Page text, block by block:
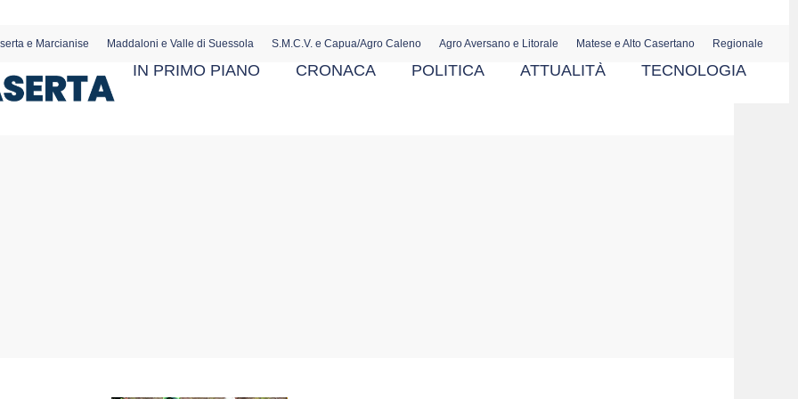
e Marcianise Maddaloni e Valle di Suessola S.M.C.V. e Capua/Agro Caleno Agro Aversano e Litorale Matese e Alto Casertano Regionale
IN PRIMO PIANO CRONACA POLITICA ATTUALITÀ TECNOLOGIA